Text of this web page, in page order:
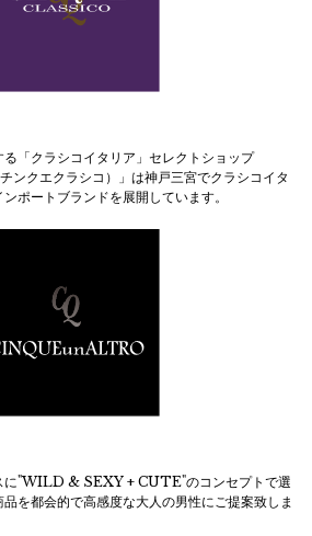
「クラシコイタリア」セレクトショップ
クエクラシコ）」は神戸三宮でクラシコイタ
ポートブランドを展開しています。
に"WILD & SEXY + CUTE"のコンセプトで選
を都会的で高感度な大人の男性にご提案致しま